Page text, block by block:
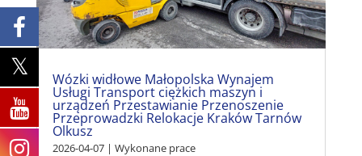
Wózki widłowe Małopolska Wynajem
Usługi Transport ciężkich maszyn i
urządzeń Przestawianie Przenoszenie
Przeprowadzki Relokacje Kraków Tarnów
Olkusz
2026-04-07| Wykonane prace